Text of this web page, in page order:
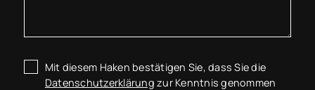
Mit diesem Haken bestätigen Sie, dass Sie die
Datenschutzerklärung zur Kenntnis genommen